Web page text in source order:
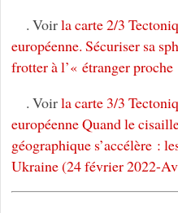
. Voirla carte 2/3
européenne. Sécuriser sa
frotter à l’« étranger
. Voirla carte 3/3
européenne Quand le
géographique s’accélère :
Ukraine (24 février 2022-